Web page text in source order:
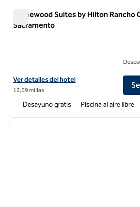
Homewood Suites by Hilton Rancho
Sacramento
Ver detalles del hotel Homewood Suites
Ver detalles del hotel
12,69 millas
Desayuno gratis Piscina al aire libre
1 de 12